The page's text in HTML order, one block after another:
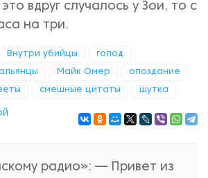
вдруг случалось у Зои, то с
на три.
Внутри убийцы голод
Майк Омер опоздание
смешные цитаты шутка
радио»: — Привет из